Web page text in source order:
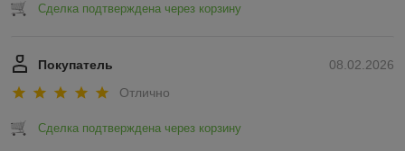
Сделка подтверждена через корзину
08.02.2026
Покупатель
Отлично
Сделка подтверждена через корзину